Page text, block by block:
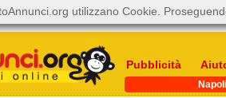
Pubblicità
Napoli
utilizzano Cookie.